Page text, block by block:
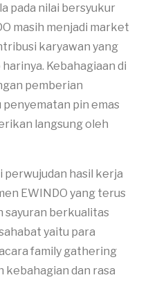
pada nilai bersyukur
masih menjadi market
karyawan yang
Kebahagiaan di
pemberian
pin emas
langsung oleh
perwujudan hasil kerja
EWINDO yang terus
sayuran berkualitas
yaitu para
family gathering
dan rasa